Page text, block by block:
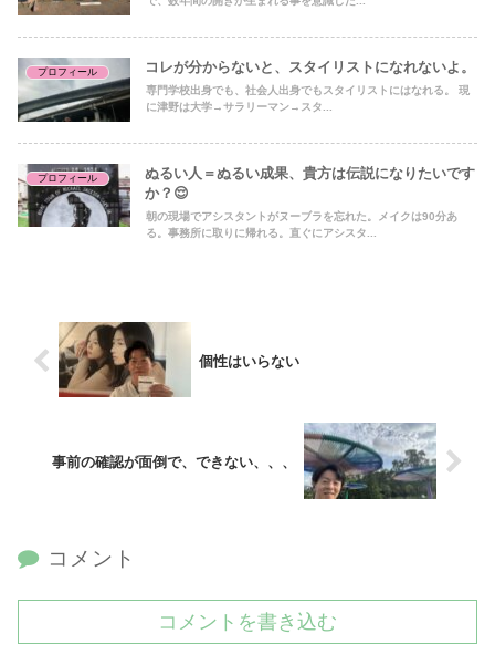
プロフィール コレが分からないと、スタイリストになれないよ。
専門学校出身でも、社会人出身でもスタイリストにはなれる。 現
に津野は大学→サラリーマン→スタ...
プロフィール
ぬるい人＝ぬるい成果、貴方は伝説になりたいです
か？😌
朝の現場でアシスタントがヌーブラを忘れた。メイクは90分あ
る。事務所に取りに帰れる。直ぐにアシスタ...
個性はいらない
事前の確認が面倒で、できない、、、
コメント
コメントを書き込む